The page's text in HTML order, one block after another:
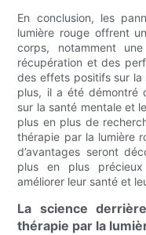
En conclusion, les
lumière rouge offrent
corps, notamment
récupération et des
des effets positifs sur la
plus, il a été démontré
sur la santé mentale et
plus en plus de
thérapie par la lumière
d’avantages seront
plus en plus
améliorer leur santé et
La science
thérapie par la